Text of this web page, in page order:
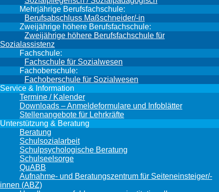
Mehrjährige Berufsfachschule:
Berufsabschluss Maßschneider/-in
Zweijährige höhere Berufsfachschule:
Zweijährige höhere Berufsfachschule für
Sozialassistenz
Fachschule:
Fachschule für Sozialwesen
Fachoberschule:
Fachoberschule für Sozialwesen
Service & Information
Termine / Kalender
Downloads – Anmeldeformulare und Infoblätter
Stellenangebote für Lehrkräfte
Unterstützung & Beratung
Beratung
Schulsozialarbeit
Schulpsychologische Beratung
Schulseelsorge
QuABB
Aufnahme- und Beratungszentrum für Seiteneinsteiger/-
innen (ABZ)